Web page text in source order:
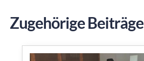
Zugehörige Beiträge